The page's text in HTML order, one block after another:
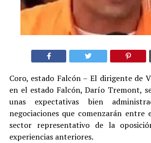
Coro, estado Falcón – El dirigente de
en el estado Falcón, Darío Tremont,
unas expectativas bien
negociaciones que comenzarán entre
sector representativo de la
experiencias anteriores.